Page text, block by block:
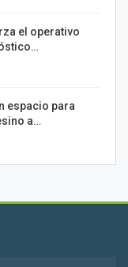
el operativo
espacio para
a…